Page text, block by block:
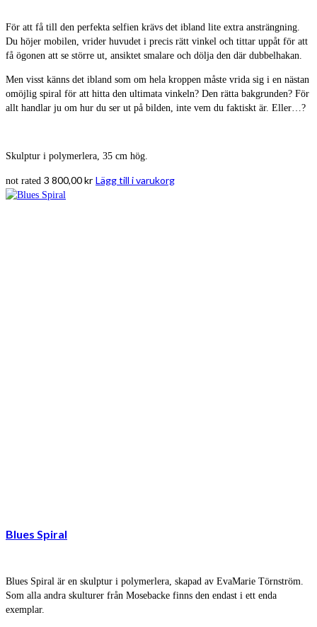
För att få till den perfekta selfien krävs det ibland lite extra ansträngning.
Du höjer mobilen, vrider huvudet i precis rätt vinkel och tittar uppåt för att
få ögonen att se större ut, ansiktet smalare och dölja den där dubbelhakan.
Men visst känns det ibland som om hela kroppen måste vrida sig i en nästan
omöjlig spiral för att hitta den ultimata vinkeln? Den rätta bakgrunden? För
allt handlar ju om hur du ser ut på bilden, inte vem du faktiskt är. Eller…?
Skulptur i polymerlera, 35 cm hög.
not rated 3 800,00kr Lägg till i varukorg
Blues Spiral
Blues Spiral är en skulptur i polymerlera, skapad av EvaMarie Törnström.
Som alla andra skulturer från Mosebacke finns den endast i ett enda
exemplar.